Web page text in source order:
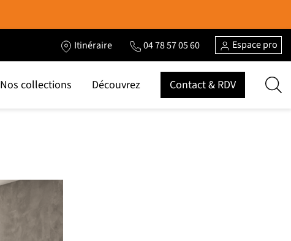
Itinéraire 04 78 57 05 60 Espace pro
Nos collections Découvrez Contact & RDV